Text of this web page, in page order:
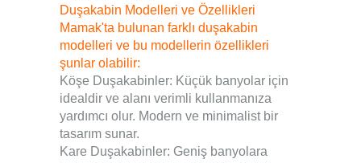
Duşakabin Modelleri ve Özellikleri
Mamak'ta bulunan farklı duşakabin
modelleri ve bu modellerin özellikleri
şunlar olabilir:
Köşe Duşakabinler: Küçük banyolar için
idealdir ve alanı verimli kullanmanıza
yardımcı olur. Modern ve minimalist bir
tasarım sunar.
Kare Duşakabinler: Geniş banyolara